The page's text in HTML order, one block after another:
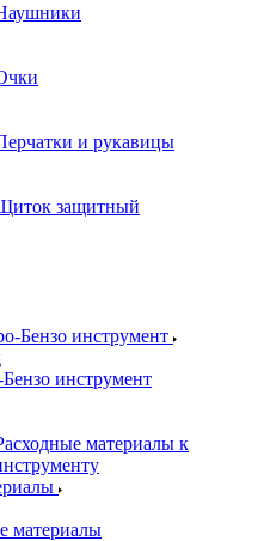
и рукавицы
защитный
Бензо инструмент
инструмент
материалы к
материалы